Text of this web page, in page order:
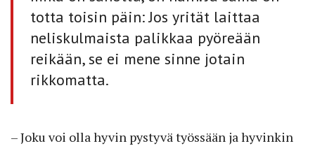
totta toisin päin: Jos yrität laittaa
neliskulmaista palikkaa pyöreään
reikään, se ei mene sinne jotain
rikkomatta.
– Joku voi olla hyvin pystyvä työssään ja hyvinkin